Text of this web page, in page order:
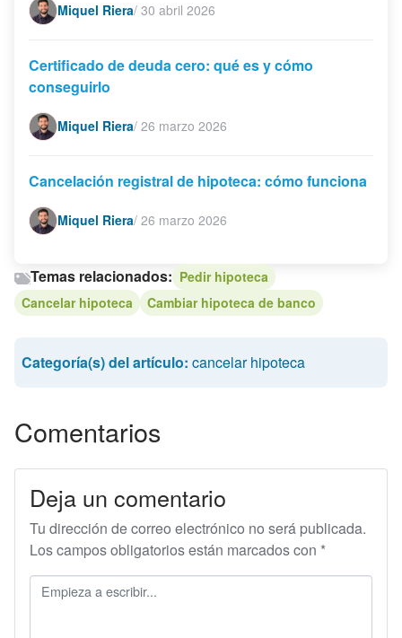
Miquel Riera/ 30 abril 2026
Certificado de deuda cero: qué es y cómo
conseguirlo
Miquel Riera/ 26 marzo 2026
Cancelación registral de hipoteca: cómo funciona
Miquel Riera/ 26 marzo 2026
Temas relacionados: Pedir hipoteca
Cancelar hipoteca
Cambiar hipoteca de banco
Categoría(s) del artículo: cancelar hipoteca
Comentarios
Deja un comentario
Tu dirección de correo electrónico no será publicada.
Los campos obligatorios están marcados con *